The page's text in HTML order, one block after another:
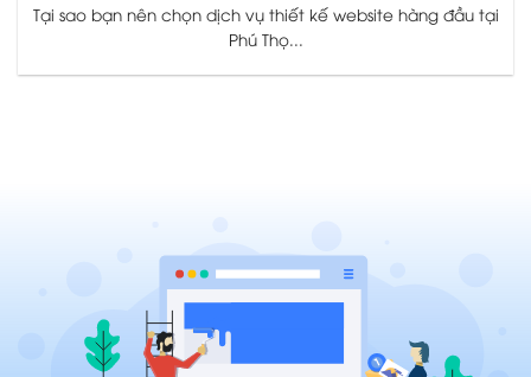
Tại sao bạn nên chọn dịch vụ thiết kế website hàng đầu tại
Phú Thọ...